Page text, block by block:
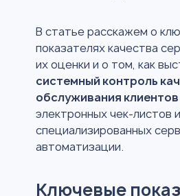
В статье расскажем о
показателях качества
их оценки и о том, как
системный контроль
обслуживания клиентов
электронных чек-листов и
специализированных
автоматизации.
Ключевые